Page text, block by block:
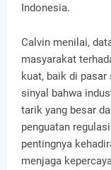
Indonesia.
Calvin menilai,
masyarakat
kuat, baik di
sinyal bahwa
tarik yang besar
penguatan
pentingnya
menjaga